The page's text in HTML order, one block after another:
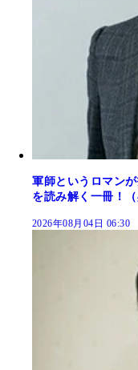
軍師というロマン
を読み解く一冊！
2026年08月04日 06:30